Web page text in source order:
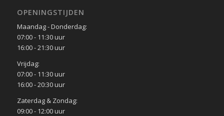
OPENINGSTIJDEN
Maandag - Donderdag:
07:00 - 11:30 uur
16:00 - 21:30 uur
Vrijdag:
07:00 - 11:30 uur
16:00 - 20:30 uur
Zaterdag & Zondag:
09:00 - 12:00 uur